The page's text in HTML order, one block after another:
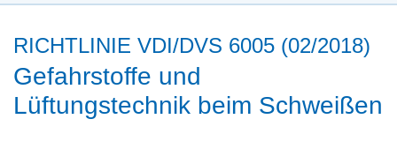
RICHTLINIE VDI/DVS 6005 (02/2018)
Gefahrstoffe und
Lüftungstechnik beim Schweißen